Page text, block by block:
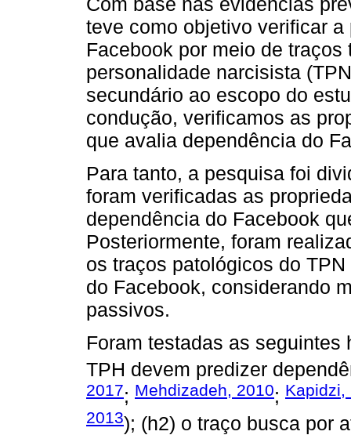
teve como objetivo verificar
Facebook por meio de
personalidade narcisista
secundário ao escopo do
condução, verificamos as
que avalia dependência do
Para tanto, a pesquisa foi
foram verificadas as
dependência do Facebook
Posteriormente, foram
os traços patológicos do
do Facebook, considerando
passivos.
Foram testadas as
TPH devem predizer
2017; Mehdizadeh, 2010; Kapidzi,
2013); (h2) o traço busca por